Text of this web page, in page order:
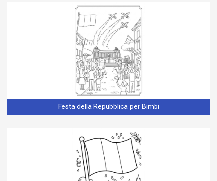
Festa della Repubblica per Bimbi